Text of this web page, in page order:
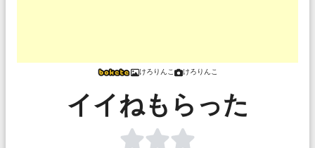
けろりんこ けろりんこ
イイねもらった